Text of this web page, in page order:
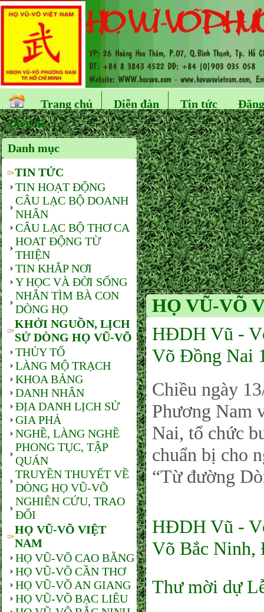
Trang chủ Diễn đàn Tin tức
Liên hệ
Danh mục
TIN TỨC
TIN HOẠT ĐỘNG
CÂU LẠC BỘ DOANH
NHÂN
CÂU LẠC BỘ THƠ CA
HOAT ĐỘNG TỪ
THIỆN
TIN KHẮP NƠI
Y HỌC VÀ ĐỜI SỐNG
NHẮN TÌM BÀ CON
DÒNG HỌ
KHỞI NGUỒN, LỊCH
SỬ DÒNG HỌ VŨ-VÕ
THỦY TỔ
LÀNG MỘ TRẠCH
KHOA BẢNG
DANH NHÂN
ĐỊA DANH LỊCH SỬ
GIA PHẢ
NGHỀ, LÀNG NGHỀ
PHONG TỤC, TẬP
QUÁN
TRUYỀN THUYẾT VỀ
DÒNG HỌ VŨ-VÕ
NGHIÊN CỨU, TRAO
ĐỔI
HỌ VŨ-VÕ VIỆT
NAM
HỌ VŨ-VÕ CAO BẰNG
HỌ VŨ-VÕ CẦN THƠ
HỌ VŨ-VÕ AN GIANG
HỌ VŨ-VÕ BẠC LIÊU
HỌ VŨ-VÕ
HĐDH Vũ -
Võ Đồng Nai
Chiều ngày
Phương Nam
Nai, tổ chức
chuẩn bị cho
“Từ đường
HĐDH Vũ -
Võ Bắc Ninh,
Thư mời dự